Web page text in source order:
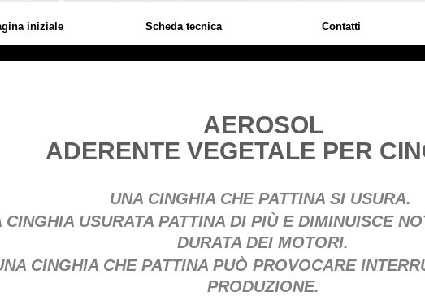
iniziale Scheda tecnica Contatti
AEROSOL
ADERENTE VEGETALE PER
UNA CINGHIA CHE PATTINA SI USURA.
CINGHIA USURATA PATTINA DI PIÙ E DIMINUISCE
DURATA DEI MOTORI.
CINGHIA CHE PATTINA PUÒ PROVOCARE
PRODUZIONE.